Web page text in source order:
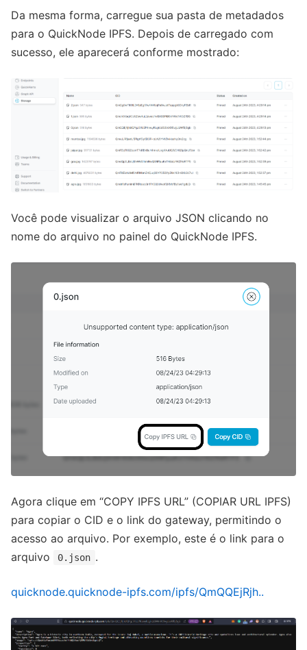
Da mesma forma, carregue sua pasta de metadados
para o QuickNode IPFS. Depois de carregado com
sucesso, ele aparecerá conforme mostrado:
Você pode visualizar o arquivo JSON clicando no
nome do arquivo no painel do QuickNode IPFS.
Agora clique em “COPY IPFS URL” (COPIAR URL IPFS)
para copiar o CID e o link do gateway, permitindo o
acesso ao arquivo. Por exemplo, este é o link para o
arquivo
0.json .
quicknode.quicknode-ipfs.com/ipfs/QmQQEjRjh..